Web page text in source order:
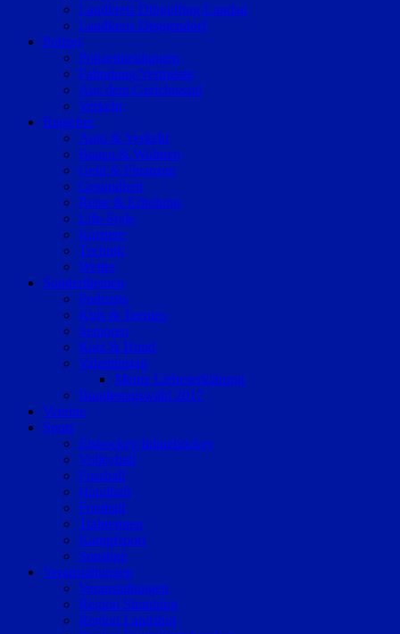
Landkreis Dingolfing-Landau
Landkreis Deggendorf
Polizei
Polizeimeldungen
Fahndung/Vermisste
Aus dem Gerichtssaal
Verkehr
Ratgeber
Auto & Verkehr
Bauen & Wohnen
Geld & Finanzen
Gesundheit
Reise & Erholung
Life-Style
Karriere
Technik
Wetter
Sonderthemen
Podcasts
Kids & Teenies
Senioren
Katz & Hund
Valentinstag
Meine Liebeserklärung
Bundestagswahl 2017
Vereine
Sport
Eishockey/Inlinehockey
Volleyball
Fussball
Handball
Football
Trabrennen
Kampfsport
Sonstige
Veranstaltungen
Veranstaltungen
Region Straubing
Region Landshut